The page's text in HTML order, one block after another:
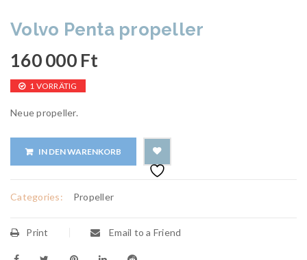
Volvo Penta propeller
160 000 Ft
1 VORRÄTIG
Neue propeller.
IN DEN WARENKORB
Categories: Propeller
Print Email to a Friend